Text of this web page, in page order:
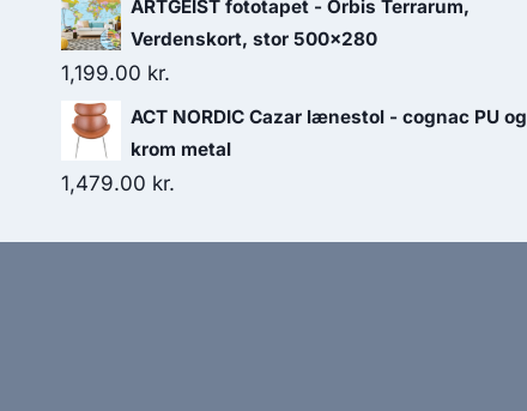
ARTGEIST fototapet - Orbis Terrarum,
Verdenskort, stor 500x280
1,199.00 kr.
ACT NORDIC Cazar lænestol - cognac PU og
krom metal
1,479.00 kr.